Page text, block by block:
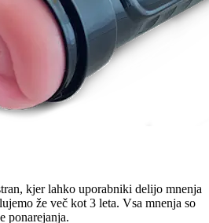
kjer lahko uporabniki delijo mnenja
že več kot 3 leta. Vsa mnenja so
ponarejanja.